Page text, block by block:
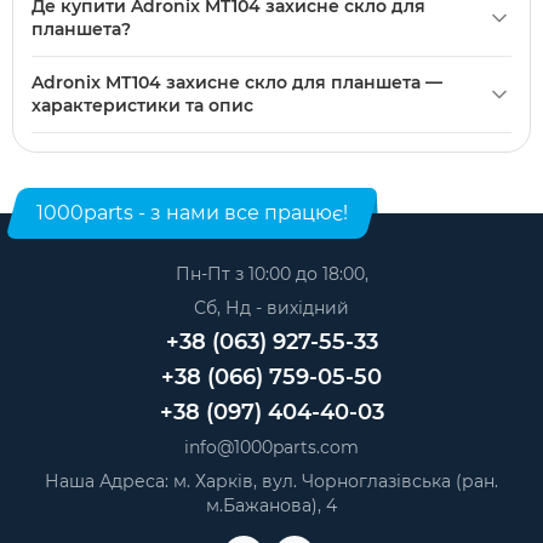
сумісність з конкретними чохлами або рамками не
упевнитися, що скло не заважатиме при встановленні.
Де купити Adronix MT104 захисне скло для
планшета?
в нашому інтернет-магазині. Категорія:
Захисне скло для
Adronix MT104 захисне скло для планшета —
характеристики та опис
1000parts - з нами все працює!
Пн-Пт з 10:00 до 18:00,
Сб, Нд - вихідний
+38 (063) 927-55-33
+38 (066) 759-05-50
+38 (097) 404-40-03
info@1000parts.com
Наша Адреса: м. Харків, вул. Чорноглазівська (ран.
м.Бажанова), 4